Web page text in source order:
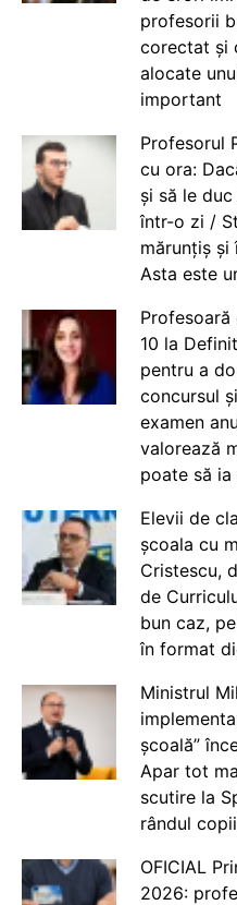
profesorii
corectat și
alocate
important
Profesorul
cu ora:
și să le
într-o zi /
mărunțiș și
Asta este
10 la
pentru a
concursul
examen
valorează
poate să ia
Elevii de
școala cu
Cristescu,
de
bun caz,
în format
Ministrul
școală”
Apar tot
scutire la
rândul
OFICIAL
2026: